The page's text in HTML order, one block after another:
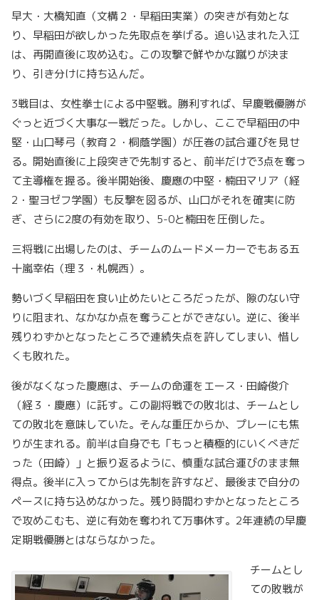
早大・大橋知直（文構２・早稲田実業）の突きが有効とな
り、早稲田が欲しかった先取点を挙げる。追い込まれた入江
は、再開直後に攻め込む。この攻撃で鮮やかな蹴りが決ま
り、引き分けに持ち込んだ。
3戦目は、女性拳士による中堅戦。勝利すれば、早慶戦優勝が
ぐっと近づく大事な一戦だった。しかし、ここで早稲田の中
堅・山口琴弓（教育２・桐蔭学園）が圧巻の試合運びを見せ
る。開始直後に上段突きで先制すると、前半だけで3点を奪っ
て主導権を握る。後半開始後、慶應の中堅・楠田マリア（経
2・聖ヨゼフ学園）も反撃を図るが、山口がそれを確実に防
ぎ、さらに2度の有効を取り、5-0と楠田を圧倒した。
三将戦に出場したのは、チームのムードメーカーでもある五
十嵐幸佑（理３・札幌西）。
勢いづく早稲田を食い止めたいところだったが、隙のない守
りに阻まれ、なかなか点を奪うことができない。逆に、後半
残りわずかとなったところで連続失点を許してしまい、惜し
くも敗れた。
後がなくなった慶應は、チームの命運をエース・田崎俊介
（経３・慶應）に託す。この副将戦での敗北は、チームとし
ての敗北を意味していた。そんな重圧からか、プレーにも焦
りが生まれる。前半は自身でも「もっと積極的にいくべきだ
った（田崎）」と振り返るように、慎重な試合運びのまま無
得点。後半に入ってからは先制を許すなど、最後まで自分の
ペースに持ち込めなかった。残り時間わずかとなったところ
で攻めこむも、逆に有効を奪われて万事休す。2年連続の早慶
定期戦優勝とはならなかった。
チームとし
ての敗戦が